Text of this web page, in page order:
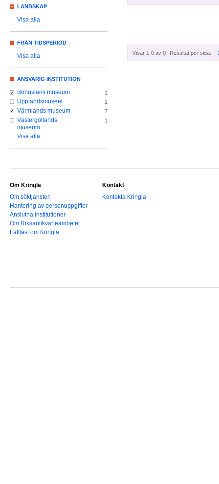
Visar 1-0 av 0 Resultat per sida:
LANDSKAP
Visa alla
FRÅN TIDSPERIOD
Visa alla
ANSVARIG INSTITUTION
Bohusläns museum 1
Upplandsmuseet 1
Värmlands museum 7
Västergötlands
museum
1
Visa alla
Om Kringla
Om söktjänsten
Hantering av personuppgifter
Anslutna institutioner
Om Riksantikvarieämbetet
Lättläst om Kringla
Kontakt
Kontakta Kringla